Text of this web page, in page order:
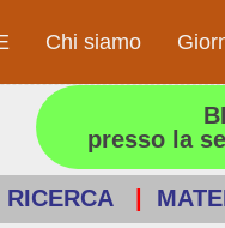
Chi siamo
presso la
RICERCA